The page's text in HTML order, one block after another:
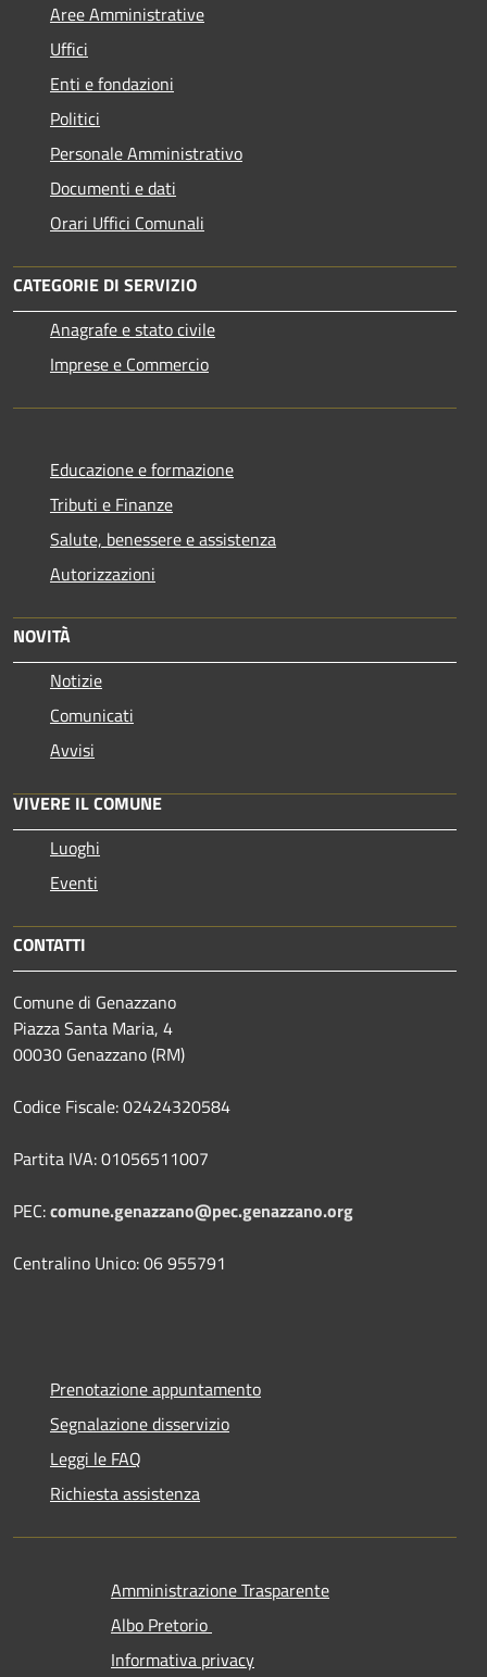
Aree Amministrative
Uffici
Enti e fondazioni
Politici
Personale Amministrativo
Documenti e dati
Orari Uffici Comunali
CATEGORIE DI SERVIZIO
Anagrafe e stato civile
Imprese e Commercio
Educazione e formazione
Tributi e Finanze
Salute, benessere e assistenza
Autorizzazioni
NOVITÀ
Notizie
Comunicati
Avvisi
VIVERE IL COMUNE
Luoghi
Eventi
CONTATTI
Comune di Genazzano
Piazza Santa Maria, 4
00030 Genazzano (RM)
Codice Fiscale: 02424320584
Partita IVA: 01056511007
PEC:comune.genazzano@pec.genazzano.org
Centralino Unico: 06 955791
Prenotazione appuntamento
Segnalazione disservizio
Leggi le FAQ
Richiesta assistenza
Amministrazione Trasparente
Albo Pretorio
Informativa privacy